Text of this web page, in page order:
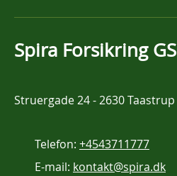
Spira Forsikring GS
Struergade 24-2630 Taastrup
Telefon: +4543711777
E-mail: kontakt@spira.dk